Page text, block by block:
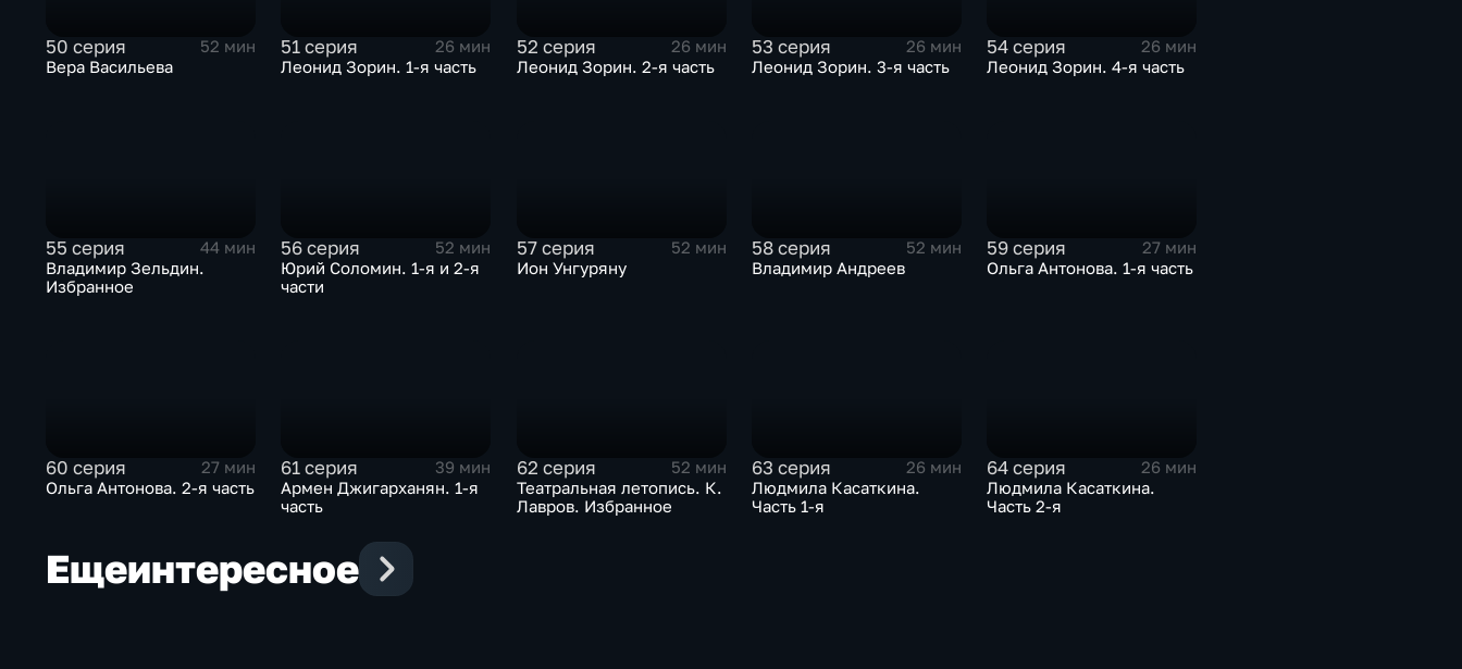
50 серия
52 мин
Вера Васильева
51 серия
26 мин
Леонид Зорин. 1-я часть
52 серия
26 мин
Леонид Зорин. 2-я часть
53 серия
26 мин
Леонид Зорин. 3-я часть
54 серия
26 мин
Леонид Зорин. 4-я часть
55 серия
44 мин
Владимир Зельдин.
Избранное
56 серия
52 мин
Юрий Соломин. 1-я и 2-я
части
57 серия
52 мин
Ион Унгуряну
58 серия
52 мин
Владимир Андреев
59 серия
27 мин
Ольга Антонова. 1-я часть
60 серия
27 мин
Ольга Антонова. 2-я часть
61 серия
39 мин
Армен Джигарханян. 1-я
часть
62 серия
52 мин
Театральная летопись. К.
Лавров. Избранное
63 серия
26 мин
Людмила Касаткина.
Часть 1-я
64 серия
26 мин
Людмила Касаткина.
Часть 2-я
Ещеинтересное